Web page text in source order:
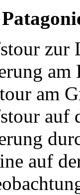
zur
am
am
auf
auf